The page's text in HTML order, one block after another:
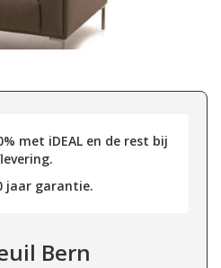
met iDEAL en de rest bij
jaar garantie.
Bern